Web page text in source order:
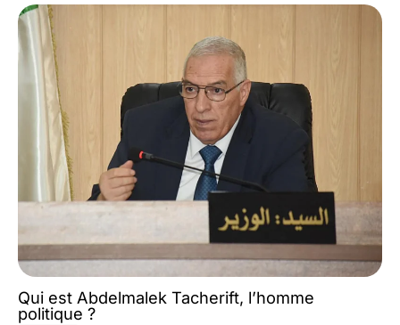
Qui est Abdelmalek Tacherift, l’homme
politique ?